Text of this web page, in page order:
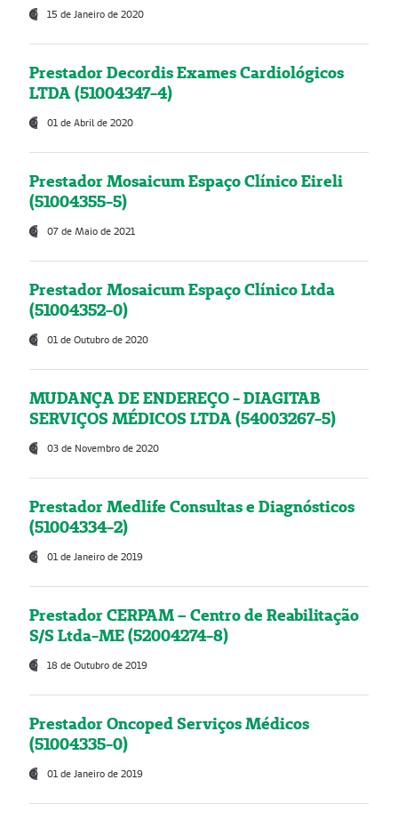
15 de Janeiro de 2020
Prestador Decordis Exames Cardiológicos
LTDA (51004347-4)
01 de Abril de 2020
Prestador Mosaicum Espaço Clínico Eireli
(51004355-5)
07 de Maio de 2021
Prestador Mosaicum Espaço Clínico Ltda
(51004352-0)
01 de Outubro de 2020
MUDANÇA DE ENDEREÇO - DIAGITAB
SERVIÇOS MÉDICOS LTDA (54003267-5)
03 de Novembro de 2020
Prestador Medlife Consultas e Diagnósticos
(51004334-2)
01 de Janeiro de 2019
Prestador CERPAM – Centro de Reabilitação
S/S Ltda-ME (52004274-8)
18 de Outubro de 2019
Prestador Oncoped Serviços Médicos
(51004335-0)
01 de Janeiro de 2019